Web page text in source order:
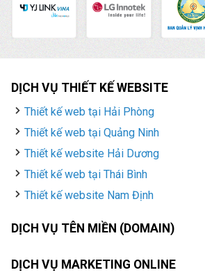
DỊCH VỤ THIẾT KẾ WEBSITE
Thiết kế web tại Hải Phòng
Thiết kế web tại Quảng Ninh
Thiết kế website Hải Dương
Thiết kế web tại Thái Bình
Thiết kế website Nam Định
DỊCH VỤ TÊN MIỀN (DOMAIN)
DỊCH VỤ MARKETING ONLINE